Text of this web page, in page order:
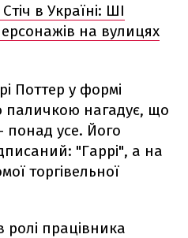
в Україні: ШІ
на вулицях
Поттер у формі
паличкою нагадує, що
понад усе. Його
"Гаррі", а на
торгівельної
ролі працівника